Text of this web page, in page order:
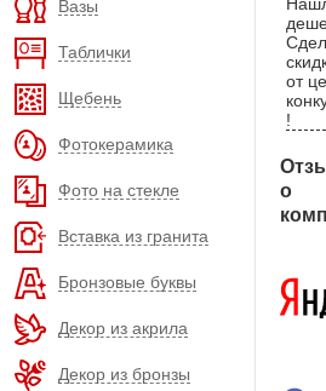
Вазы
Таблички
Щебень
Фотокерамика
Фото на стекле
Вставка из гранита
Бронзовые буквы
Декор из акрила
Декор из бронзы
от
!
о